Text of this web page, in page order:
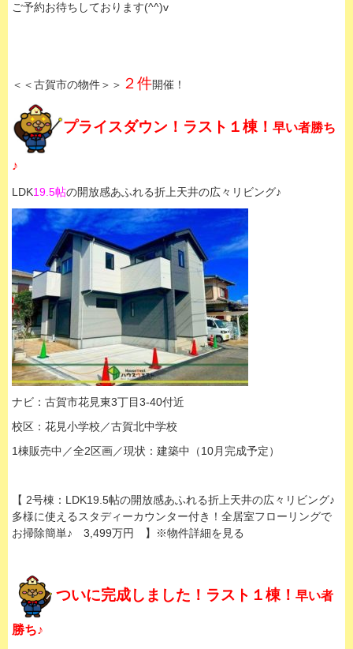
ご予約お待ちしております(^^)v
＜＜古賀市の物件＞＞ ２件開催！
プライスダウン！ラスト１棟！ 早い者勝ち
♪
LDK19.5帖の開放感あふれる折上天井の広々リビング♪
ナビ：古賀市花見東3丁目3-40付近
校区：花見小学校／古賀北中学校
1棟販売中／全2区画／現状：建築中（10月完成予定）
【 2号棟：LDK19.5帖の開放感あふれる折上天井の広々リビング♪
多様に使えるスタディーカウンター付き！全居室フローリングで
お掃除簡単♪ 3,499万円 】※物件詳細を見る
ついに完成しました！ラスト１棟！ 早い者
勝ち♪